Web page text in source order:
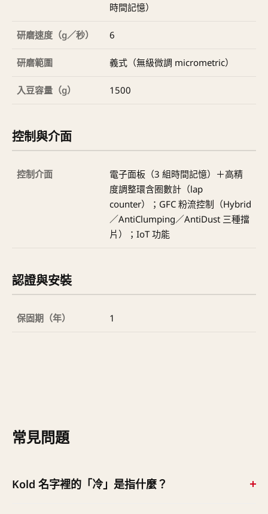
時間記憶）
研磨速度（g／秒） 6
研磨範圍 義式（無級微調 micrometric）
入豆容量（g） 1500
控制與介面
控制介面
電子面板（3 組時間記憶）＋高精
度調整環含圈數計（lap
counter）；GFC 粉流控制（Hybrid
／AntiClumping／AntiDust 三種擋
片）；IoT 功能
認證與安裝
保固期（年） 1
常見問題
Kold 名字裡的「冷」是指什麼？